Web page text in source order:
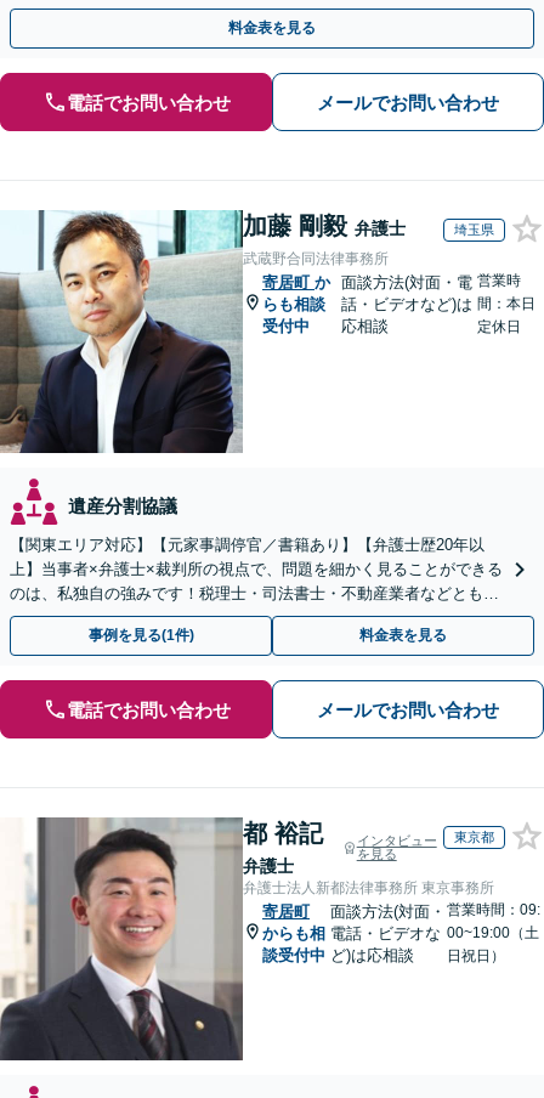
応】【出張相談OK】
料金表を見る
電話でお問い合わせ メールでお問い合わせ
加藤 剛毅 弁護士 埼玉県
武蔵野合同法律事務所
寄居町 か
らも相談
受付中
面談方法(対面・電
話・ビデオなど)は
応相談
営業時
間：本日
定休日
遺産分割協議
【関東エリア対応】【元家事調停官／書籍あり】【弁護士歴20年以
上】当事者×弁護士×裁判所の視点で、問題を細かく見ることができる
のは、私独自の強みです！税理士・司法書士・不動産業者などとも連
携。地元密着で、親切＆丁寧にお悩みに寄り添います。
事例を見る(1件) 料金表を見る
電話でお問い合わせ メールでお問い合わせ
都 裕記
弁護士
インタビュー
を見る
東京都
弁護士法人新都法律事務所 東京事務所
寄居町
からも相
談受付中
面談方法(対面・
電話・ビデオな
ど)は応相談
営業時間：09:
00~19:00（土
日祝日）